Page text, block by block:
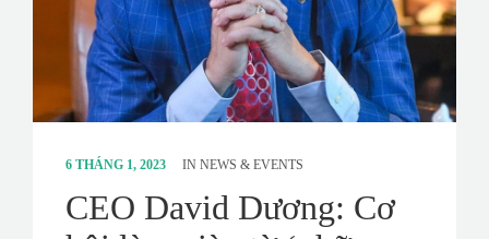
6 THÁNG 1, 2023 IN NEWS & EVENTS
CEO David Dương: Cơ